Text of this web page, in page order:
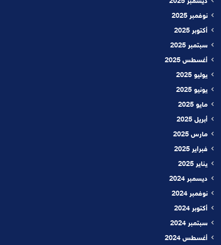
نوفمبر 2025
أكتوبر 2025
سبتمبر 2025
أغسطس 2025
يوليو 2025
يونيو 2025
مايو 2025
أبريل 2025
مارس 2025
فبراير 2025
يناير 2025
ديسمبر 2024
نوفمبر 2024
أكتوبر 2024
سبتمبر 2024
أغسطس 2024